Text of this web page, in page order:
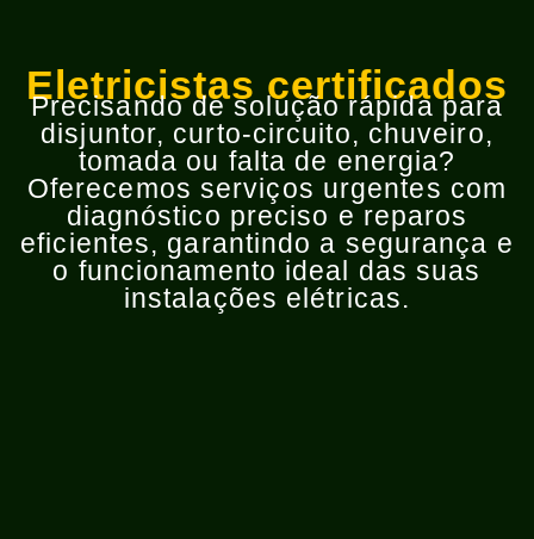
Eletricistas certificados
Precisando de solução rápida para
disjuntor, curto-circuito, chuveiro,
tomada ou falta de energia?
Oferecemos serviços urgentes com
diagnóstico preciso e reparos
eficientes, garantindo a segurança e
o funcionamento ideal das suas
instalações elétricas.